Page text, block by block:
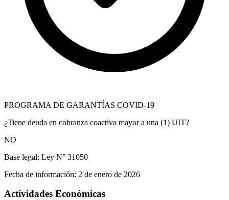
PROGRAMA DE GARANTÍAS COVID-19
¿Tiene deuda en cobranza coactiva mayor a una (1) UIT?
NO
Base legal: Ley N° 31050
Fecha de información: 2 de enero de 2026
Actividades Económicas